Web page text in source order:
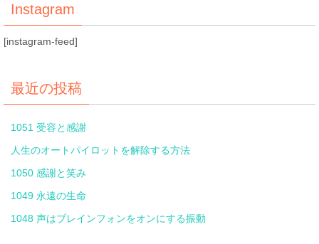
Instagram
[instagram-feed]
最近の投稿
1051 受容と感謝
人生のオートパイロットを解除する方法
1050 感謝と笑み
1049 永遠の生命
1048 声はブレインフォンをオンにする振動